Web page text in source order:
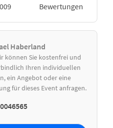
Bewertungen
Haberland
können Sie kostenfrei und
Ihren individuellen
ein Angebot oder eine
für dieses Event anfragen.